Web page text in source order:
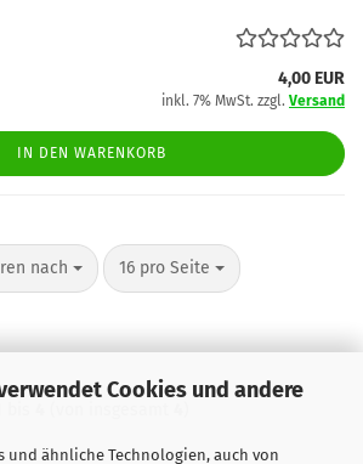
Cookies und andere
und ähnliche Technologien, auch von
4,00 EUR
inkl. 7% MwSt. zzgl. Versand
IN DEN WARENKORB
nach
nach 16 pro Seite
pro Seite